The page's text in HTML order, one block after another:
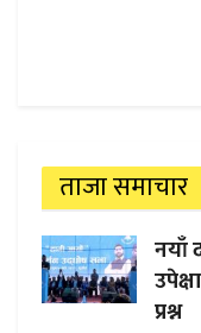
ताजा समाचार
नयाँ
प्रश्न